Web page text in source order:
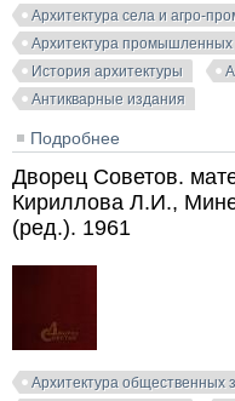
Архитектура села и агро-
Архитектура
История архитектуры
Антикварные издания
Подробнее
Дворец Советов.
Кириллова Л.И.,
(ред.). 1961
Архитектура общественных